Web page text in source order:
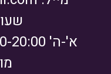
א'-ה' 10:30-20:00 ו'- 10:00-15:00